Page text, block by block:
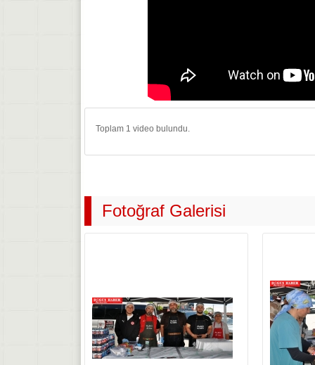
Toplam 1 video bulundu.
Fotoğraf Galerisi